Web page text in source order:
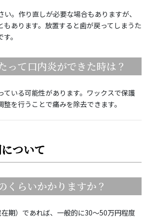
い。作り直しが必要な場合もありますが、
もあります。放置すると歯が戻ってしまうた
。
って口内炎ができた時は？
ている可能性があります。ワックスで保護
を行うことで痛みを除去できます。
ついて
くらいかかりますか？
期）であれば、一般的に30〜50万円程度